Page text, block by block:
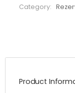
Category:
Product